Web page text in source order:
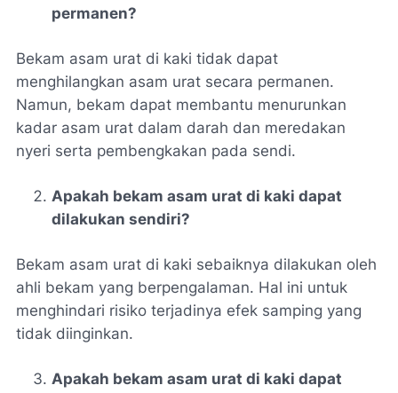
permanen?
Bekam asam urat di kaki tidak dapat
menghilangkan asam urat secara permanen.
Namun, bekam dapat membantu menurunkan
kadar asam urat dalam darah dan meredakan
nyeri serta pembengkakan pada sendi.
Apakah bekam asam urat di kaki dapat
dilakukan sendiri?
Bekam asam urat di kaki sebaiknya dilakukan oleh
ahli bekam yang berpengalaman. Hal ini untuk
menghindari risiko terjadinya efek samping yang
tidak diinginkan.
Apakah bekam asam urat di kaki dapat